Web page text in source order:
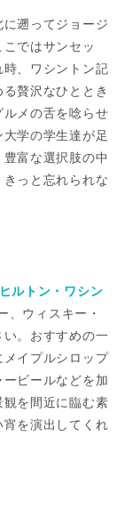
遡ってジョージ
ではサンセッ
時、ワシントン記
贅沢なひととき
メの舌を唸らせ
学の学生達が足
富な選択肢の中
っと忘れられな
ルトン・ワシン
、ウィスキー・
。おすすめの一
イプルシロップ
ビールなどを加
を間近に臨む素
を演出してくれ